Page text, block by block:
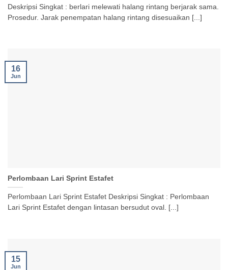
Deskripsi Singkat : berlari melewati halang rintang berjarak sama.
Prosedur. Jarak penempatan halang rintang disesuaikan [...]
Perlombaan Lari Sprint Estafet
Perlombaan Lari Sprint Estafet Deskripsi Singkat : Perlombaan
Lari Sprint Estafet dengan lintasan bersudut oval. [...]
16
Jun
15
Jun